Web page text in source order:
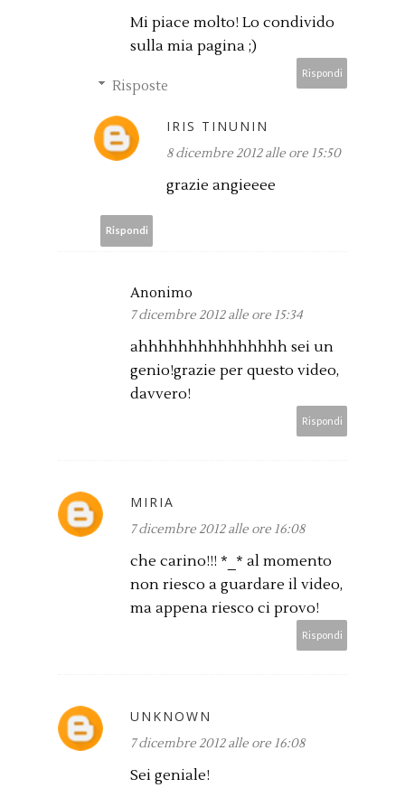
Mi piace molto! Lo condivido
sulla mia pagina ;)
Rispondi
Risposte
IRIS TINUNIN
8 dicembre 2012 alle ore 15:50
grazie angieeee
Rispondi
Anonimo
7 dicembre 2012 alle ore 15:34
ahhhhhhhhhhhhhhh sei un
genio!grazie per questo video,
davvero!
Rispondi
MIRIA
7 dicembre 2012 alle ore 16:08
che carino!!! *_* al momento
non riesco a guardare il video,
ma appena riesco ci provo!
Rispondi
UNKNOWN
7 dicembre 2012 alle ore 16:08
Sei geniale!